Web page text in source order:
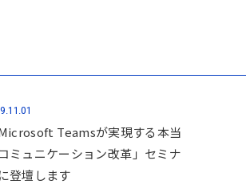
Microsoft Teamsが実現する本当
ミュニケーション改革」セミナ
登壇します